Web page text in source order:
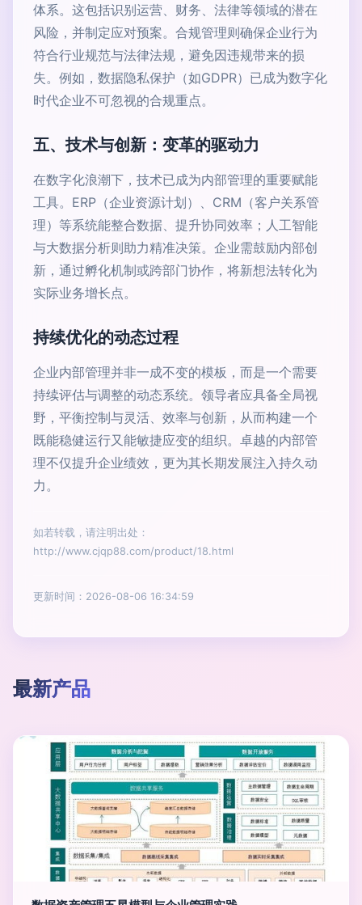
体系。这包括识别运营、财务、法律等领域的潜在
风险，并制定应对预案。合规管理则确保企业行为
符合行业规范与法律法规，避免因违规带来的损
失。例如，数据隐私保护（如GDPR）已成为数字化
时代企业不可忽视的合规重点。
五、技术与创新：变革的驱动力
在数字化浪潮下，技术已成为内部管理的重要赋能
工具。ERP（企业资源计划）、CRM（客户关系管
理）等系统能整合数据、提升协同效率；人工智能
与大数据分析则助力精准决策。企业需鼓励内部创
新，通过孵化机制或跨部门协作，将新想法转化为
实际业务增长点。
持续优化的动态过程
企业内部管理并非一成不变的模板，而是一个需要
持续评估与调整的动态系统。领导者应具备全局视
野，平衡控制与灵活、效率与创新，从而构建一个
既能稳健运行又能敏捷应变的组织。卓越的内部管
理不仅提升企业绩效，更为其长期发展注入持久动
力。
如若转载，请注明出处：
http://www.cjqp88.com/product/18.html
更新时间：2026-08-06 16:34:59
最新产品